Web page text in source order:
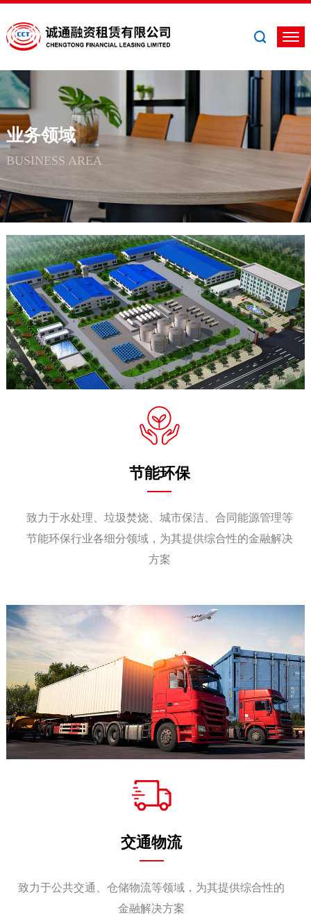
业务领域
BUSINESS AREA
节能环保
致力于水处理、垃圾焚烧、城市保洁、合同能源管理等
节能环保行业各细分领域，为其提供综合性的金融解决
方案
交通物流
致力于公共交通、仓储物流等领域，为其提供综合性的
金融解决方案